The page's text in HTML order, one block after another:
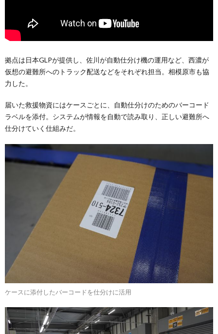
拠点は日本GLPが提供し、佐川が自動仕分け機の運用など、西濃が
仮想の避難所へのトラック配送などをそれぞれ担当。相模原市も協
力した。
届いた救援物資にはケースごとに、自動仕分けのためのバーコード
ラベルを添付。システムが情報を自動で読み取り、正しい避難所へ
仕分けていく仕組みだ。
ケースに添付したバーコードを仕分けに活用